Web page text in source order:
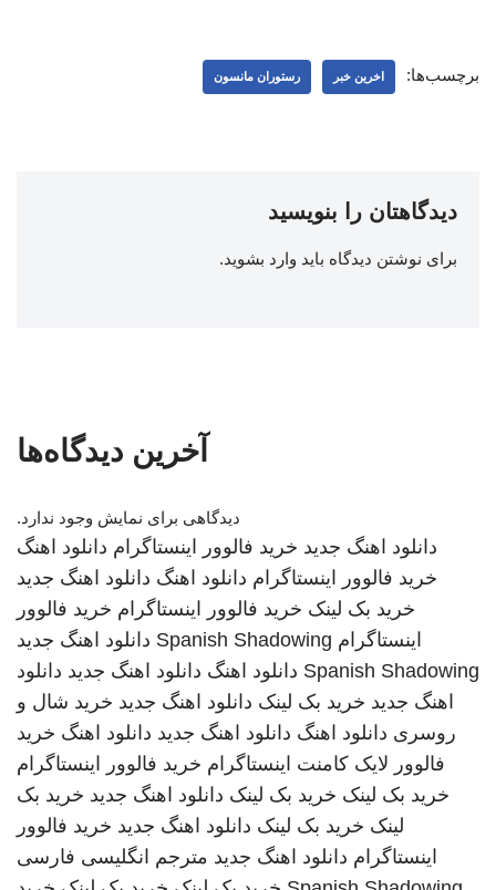
برچسب‌ها: اخرین خبر رستوران مانسون
دیدگاهتان را بنویسید
برای نوشتن دیدگاه باید وارد بشوید.
آخرین دیدگاه‌ها
دیدگاهی برای نمایش وجود ندارد.
دانلود اهنگ جدید خرید فالوور اینستاگرام دانلود اهنگ
خرید فالوور اینستاگرام دانلود اهنگ دانلود اهنگ جدید
خرید بک لینک خرید فالوور اینستاگرام خرید فالوور
اینستاگرام Spanish Shadowing دانلود اهنگ جدید
Spanish Shadowing دانلود اهنگ دانلود اهنگ جدید دانلود
اهنگ جدید خرید بک لینک دانلود اهنگ جدید خرید شال و
روسری دانلود اهنگ دانلود اهنگ جدید دانلود اهنگ خرید
فالوور لایک کامنت اینستاگرام خرید فالوور اینستاگرام
خرید بک لینک خرید بک لینک دانلود اهنگ جدید خرید بک
لینک خرید بک لینک دانلود اهنگ جدید خرید فالوور
اینستاگرام دانلود اهنگ جدید مترجم انگلیسی فارسی